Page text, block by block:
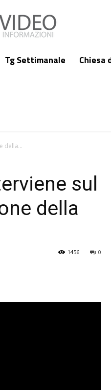
Tg Settimanale Chiesa
I se nel mio lavoro contano
della...
sul
della
0
1456